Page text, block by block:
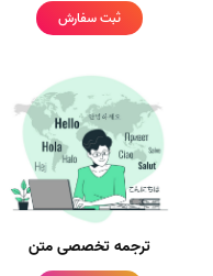
ثبت سفارش
ترجمه تخصصی متن